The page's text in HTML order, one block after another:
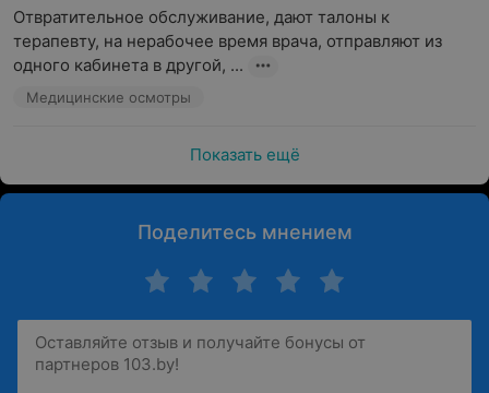
Отвратительное обслуживание, дают талоны к
терапевту, на нерабочее время врача, отправляют из
одного кабинета в другой, ...
Медицинские осмотры
Показать ещё
Поделитесь мнением